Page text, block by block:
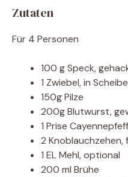
Zutaten
Für 4 Personen
100 g Speck,
1 Zwiebel, in
150g Pilze
200g Blutwurst,
1 Prise
2 Knoblauchzehen,
1 EL Mehl, optional
200 ml Brühe